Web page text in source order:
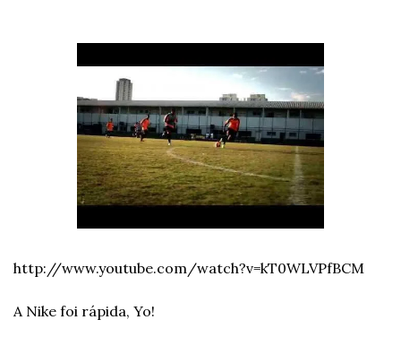
http://www.youtube.com/watch?v=kT0WLVPfBCM
A Nike foi rápida, Yo!